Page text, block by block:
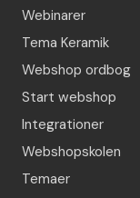
Webinarer
Tema Keramik
Webshop ordbog
Start webshop
Integrationer
Webshopskolen
Temaer